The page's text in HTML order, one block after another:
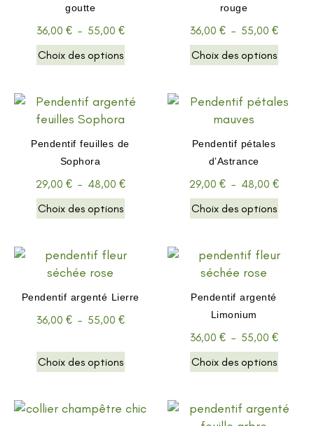
goutte
36,00 € – 55,00 €
Choix des options
rouge
36,00 € – 55,00 €
Choix des options
Pendentif feuilles de
Sophora
29,00 € – 48,00 €
Choix des options
Pendentif pétales
d’Astrance
29,00 € – 48,00 €
Choix des options
Pendentif argenté Lierre
36,00 € – 55,00 €
Choix des options
Pendentif argenté
Limonium
36,00 € – 55,00 €
Choix des options